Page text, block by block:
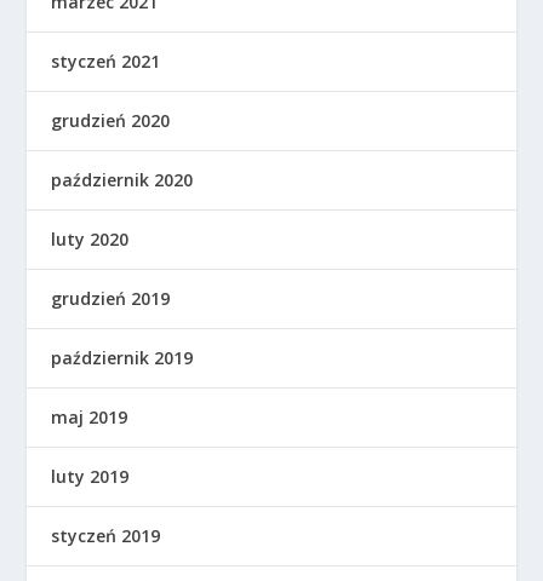
styczeń 2021
grudzień 2020
październik 2020
luty 2020
grudzień 2019
październik 2019
maj 2019
luty 2019
styczeń 2019